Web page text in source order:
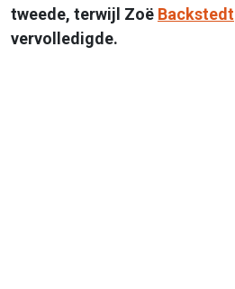
tweede, terwijl Zoë Backstedt
vervolledigde.